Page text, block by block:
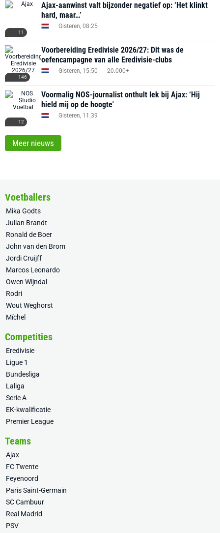
11
Ajax-aanwinst valt bijzonder negatief op: ‘Het klinkt
hard, maar…’
Gisteren, 08:25
146
Voorbereiding Eredivisie 2026/27: Dit was de
oefencampagne van alle Eredivisie-clubs
Gisteren, 15:50 20.000+
12
Voormalig NOS-journalist onthult lek bij Ajax: ‘Hij
hield mij op de hoogte'
Gisteren, 11:39
Meer nieuws
Voetballers
Mika Godts
Julian Brandt
Ronald de Boer
John van den Brom
Jordi Cruijff
Marcos Leonardo
Owen Wijndal
Rodri
Wout Weghorst
Míchel
Competities
Eredivisie
Ligue 1
Bundesliga
Laliga
Serie A
EK-kwalificatie
Premier League
Teams
Ajax
FC Twente
Feyenoord
Paris Saint-Germain
SC Cambuur
Real Madrid
PSV